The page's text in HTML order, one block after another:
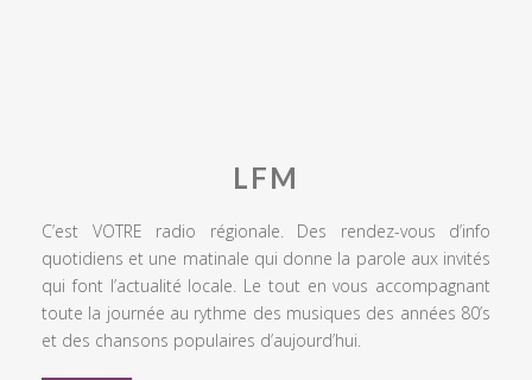
LFM
C’est VOTRE radio régionale. Des rendez-vous d’info
quotidiens et une matinale qui donne la parole aux invités
qui font l’actualité locale. Le tout en vous accompagnant
toute la journée au rythme des musiques des années 80’s
et des chansons populaires d’aujourd’hui.